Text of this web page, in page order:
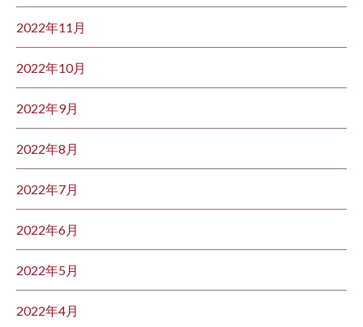
2022年11月
2022年10月
2022年9月
2022年8月
2022年7月
2022年6月
2022年5月
2022年4月